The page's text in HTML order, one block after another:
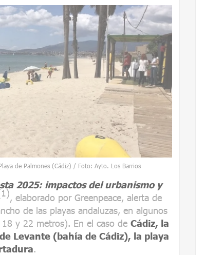
de Palmones (Cádiz) / Foto: Ayto. Los Barrios
2025: impactos del urbanismo y
, elaborado por Greenpeace, alerta de
de las playas andaluzas, en algunos
y 22 metros). En el caso de Cádiz, la
Levante (bahía de Cádiz), la playa
.